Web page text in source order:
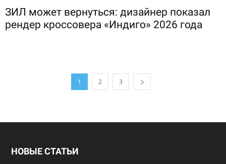
ЗИЛ может вернуться: дизайнер показал
рендер кроссовера «Индиго» 2026 года
1 2 3
НОВЫЕ СТАТЬИ